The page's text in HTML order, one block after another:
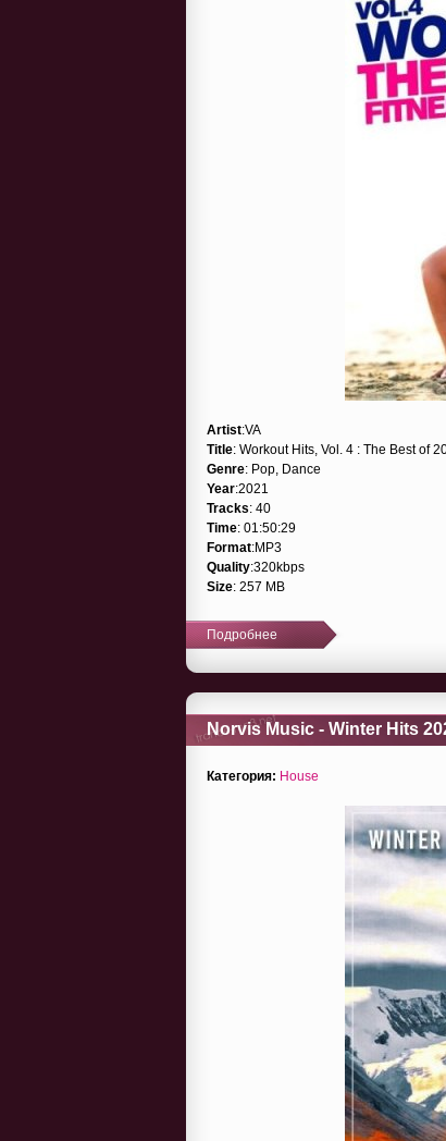
Artist:VA
Title: Workout Hits, Vol. 4 : The Best of
Genre: Pop, Dance
Year:2021
Tracks: 40
Time: 01:50:29
Format:MP3
Quality:320kbps
Size: 257 MB
Подробнее
Norvis Music - Winter Hits
Категория: House